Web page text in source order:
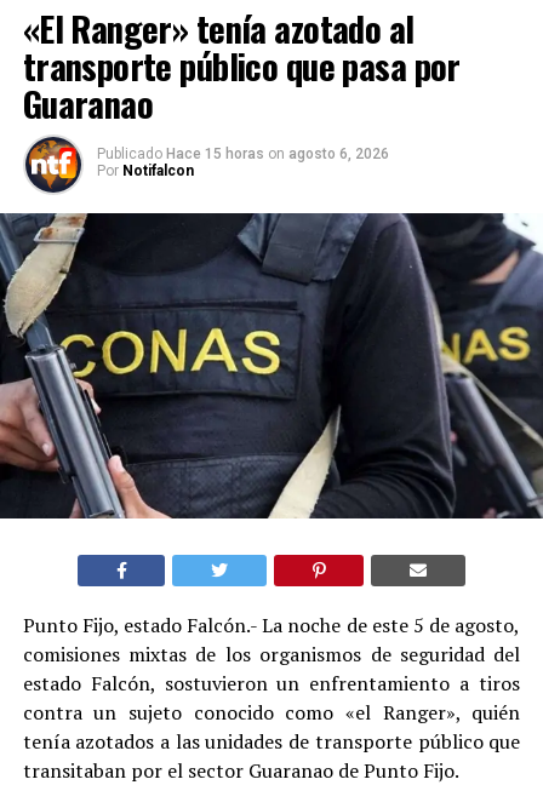
«El Ranger» tenía azotado al
transporte público que pasa por
Guaranao
Publicado Hace 15 horas on agosto 6, 2026
Por Notifalcon
Punto Fijo, estado Falcón.- La noche de este 5 de agosto,
comisiones mixtas de los organismos de seguridad del
estado Falcón, sostuvieron un enfrentamiento a tiros
contra un sujeto conocido como «el Ranger», quién
tenía azotados a las unidades de transporte público que
transitaban por el sector Guaranao de Punto Fijo.